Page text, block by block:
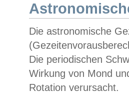
Die astronomische
Die periodischen
Wirkung von Mond
Rotation verursacht.